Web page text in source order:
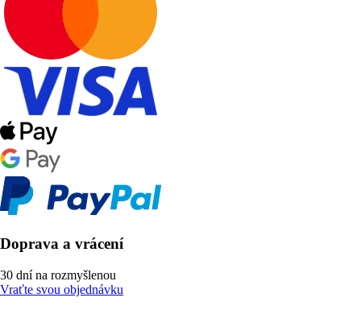
Doprava a vrácení
30 dní na rozmyšlenou
Vraťte svou objednávku